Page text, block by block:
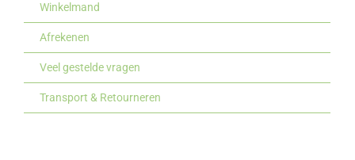
Winkelmand
Afrekenen
Veel gestelde vragen
Transport & Retourneren